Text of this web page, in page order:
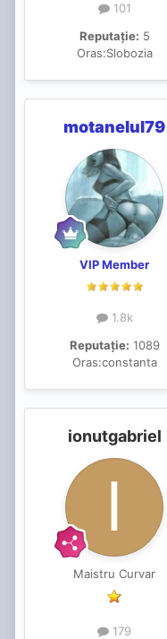
101
Reputație: 5
Oras:Slobozia
motanelul79
VIP Member
1.8k
Reputație: 1089
Oras:constanta
ionutgabriel
Maistru Curvar
179